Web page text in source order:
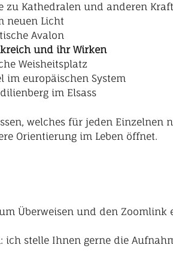
zu Kathedralen und anderen
neuen Licht
Avalon
und ihr Wirken
Weisheitsplatz
im europäischen System
im Elsass
welches für jeden Einzelnen
Orientierung im Leben öffnet.
Überweisen und den Zoomlink
stelle Ihnen gerne die